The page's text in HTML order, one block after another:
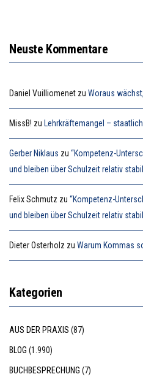
Neuste Kommentare
Daniel Vuilliomenet zu Woraus
MissB! zu Lehrkräftemangel –
Gerber Niklaus zu “Kompetenz-
und bleiben über Schulzeit relativ
Felix Schmutz zu “Kompetenz-
und bleiben über Schulzeit relativ
Dieter Osterholz zu Warum Kommas
Kategorien
AUS DER PRAXIS (87)
BLOG (1.990)
BUCHBESPRECHUNG (7)